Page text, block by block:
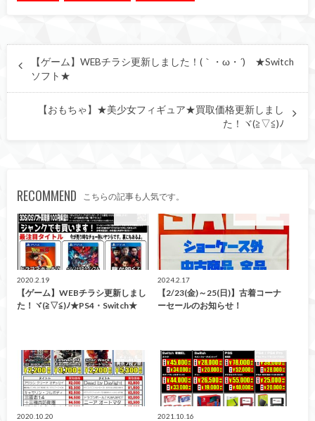
【ゲーム】WEBチラシ更新しました！(｀・ω・´)ゞ★Switch
ソフト★
【おもちゃ】★美少女フィギュア★買取価格更新しまし
た！ヾ(≧▽≦)ﾉ
RECOMMEND こちらの記事も人気です。
2020.2.19
【ゲーム】WEBチラシ更新しまし
た！ヾ(≧▽≦)ﾉ★PS4・Switch★
2024.2.17
【2/23(金)～25(日)】古着コーナ
ーセールのお知らせ！
2020.10.20
買取告知
2021.10.16